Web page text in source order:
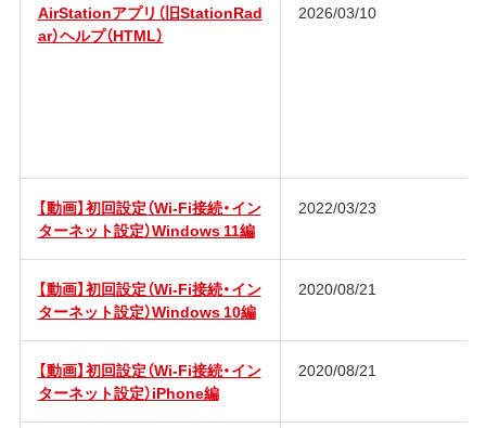
AirStationアプリ（旧StationRad
ar）ヘルプ（HTML）
2026/03/10
【動画】初回設定（Wi-Fi接続・イン
ターネット設定）Windows 11編
2022/03/23
【動画】初回設定（Wi-Fi接続・イン
ターネット設定）Windows 10編
2020/08/21
【動画】初回設定（Wi-Fi接続・イン
ターネット設定）iPhone編
2020/08/21